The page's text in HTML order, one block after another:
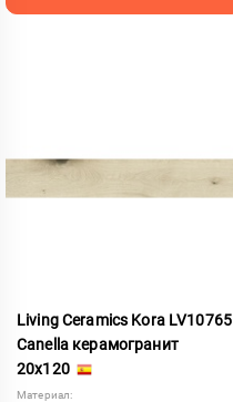
Living Ceramics Kora LV10765
Canella керамогранит
20x120
Материал: